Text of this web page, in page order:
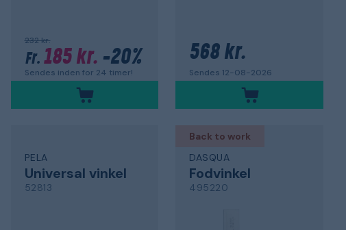
232 kr.
Fr. 185 kr.-20%
Sendes inden for 24 timer!
568 kr.
Sendes 12-08-2026
PELA
Universal vinkel
52813
Back to work
DASQUA
Fodvinkel
495220